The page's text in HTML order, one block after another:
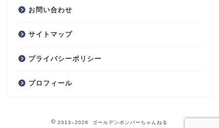
お問い合わせ
サイトマップ
プライバシーポリシー
プロフィール
2013–2026 ゴールデンボンバーちゃんねる